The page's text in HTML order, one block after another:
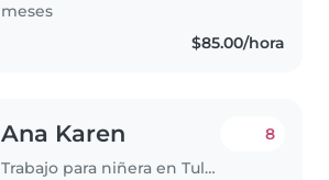
meses
$85.00/hora
Ana Karen
Trabajo para niñera en Tultepec
8